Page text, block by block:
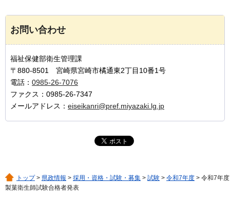
お問い合わせ
福祉保健部衛生管理課
〒880-8501 宮崎県宮崎市橘通東2丁目10番1号
電話： 0985-26-7076
ファクス：0985-26-7347
メールアドレス： eiseikanri@pref.miyazaki.lg.jp
トップ> 県政情報 > 採用・資格・試験・募集 > 試験 > 令和7年度 > 令和7年度
製菓衛生師試験合格者発表